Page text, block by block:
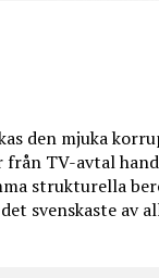
den mjuka
TV-avtal
strukturella
svenskaste av